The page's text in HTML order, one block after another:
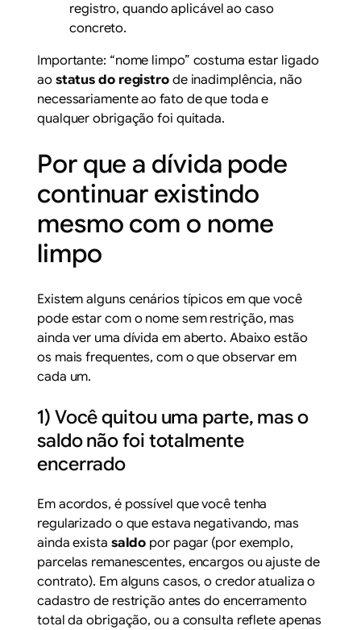
registro, quando aplicável ao caso
concreto.
Importante: “nome limpo” costuma estar ligado
ao status do registrode inadimplência, não
necessariamente ao fato de que toda e
qualquer obrigação foi quitada.
Por que a dívida pode
continuar existindo
mesmo com o nome
limpo
Existem alguns cenários típicos em que você
pode estar com o nome sem restrição, mas
ainda ver uma dívida em aberto. Abaixo estão
os mais frequentes, com o que observar em
cada um.
1) Você quitou uma parte, mas o
saldo não foi totalmente
encerrado
Em acordos, é possível que você tenha
regularizado o que estava negativando, mas
ainda exista saldo por pagar (por exemplo,
parcelas remanescentes, encargos ou ajuste de
contrato). Em alguns casos, o credor atualiza o
cadastro de restrição antes do encerramento
total da obrigação, ou a consulta reflete apenas